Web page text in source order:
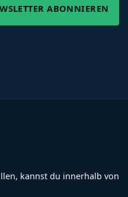
ABONNIEREN
kannst du innerhalb von